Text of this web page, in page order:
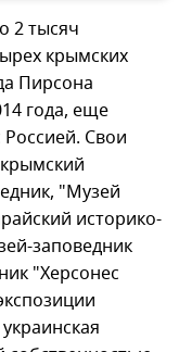
2 тысяч
крымских
Пирсона
года, еще
Свои
"Музей
историко-
заповедник
"Херсонес